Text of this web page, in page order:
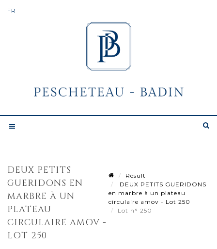
DEUX PETITS
GUERIDONS EN
MARBRE À UN
PLATEAU
CIRCULAIRE AMOV -
LOT 250
Result
DEUX PETITS GUERIDONS
en marbre à un plateau
circulaire amov - Lot 250
Lot n° 250